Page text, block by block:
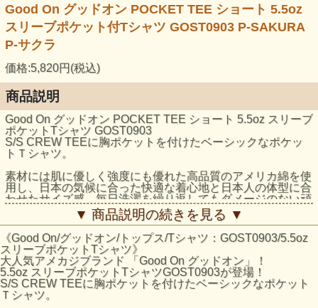
Good On グッドオン POCKET TEE ショート 5.5oz
スリーブポケット付Tシャツ GOST0903 P-SAKURA
P-サクラ
価格:5,820円(税込)
商品説明
Good On グッドオン POCKET TEE ショート 5.5oz スリーブ
ポケットTシャツ GOST0903
S/S CREW TEEに胸ポケットを付けたベーシックなポケッ
トＴシャツ。
素材には肌に優しく強度にも優れた高品質のアメリカ綿を使
用し、日本の気候に合った快適な着心地と日本人の体型に合
わせたサイズ感、毎日洗濯を繰り返してもダメージのない頑
固な縫製が特徴。
素材には肌に優しく強度にも優れた高品質のアメリカ綿を使
用。
長年の着用に耐えうる縫製、最も縮んだ状態から着用によっ
て生地が馴染んだときにベストなサイズスペックとなるよう
に、後染めによる縮率を計算した独自のパターン。
胴周りに縫い目の無い丸胴編みのボディーは肌触りが良く丈
夫で、見た目も極めてシンプル。
▼ 商品説明の続きを見る ▼
《Good On/グッドオン/トップス/Tシャツ：GOST0903/5.5oz
スリーブポケットTシャツ》
大人気アメカジブランド 「Good On グッドオン」！
5.5oz スリーブポケットTシャツGOST0903が登場！
S/S CREW TEEに胸ポケットを付けたベーシックなポケット
Ｔシャツ。